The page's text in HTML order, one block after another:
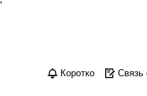
'
Коротко Связь